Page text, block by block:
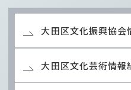
大田区文化振興協会
大田区文化芸術情報